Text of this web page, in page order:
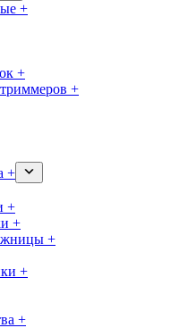
+
+
+
+
+
+
+
+
+